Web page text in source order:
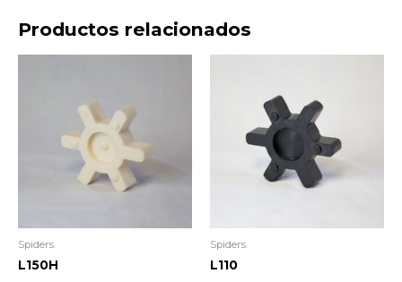
Productos relacionados
Spiders
L150H
Spiders
L110